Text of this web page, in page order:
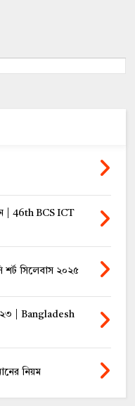
| 46th BCS ICT
সিলেবাস ২০২৫
| Bangladesh
নিয়ম